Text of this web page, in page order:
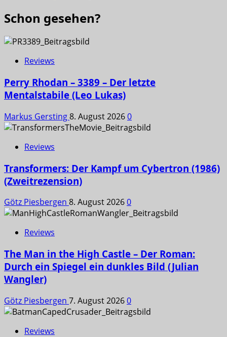
Schon gesehen?
Reviews
Perry Rhodan – 3389 – Der letzte
Mentalstabile (Leo Lukas)
Markus Gersting8. August 20260
Reviews
Transformers: Der Kampf um Cybertron (1986)
(Zweitrezension)
Götz Piesbergen 8. August 20260
Reviews
The Man in the High Castle – Der Roman:
Durch ein Spiegel ein dunkles Bild (Julian
Wangler)
Götz Piesbergen 7. August 20260
Reviews